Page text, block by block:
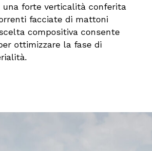
una forte verticalità conferita
facciate di mattoni
compositiva consente
ottimizzare la fase di